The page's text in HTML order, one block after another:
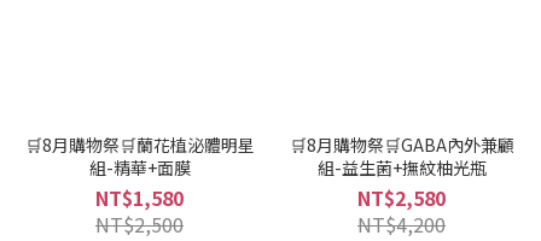
🛒8月購物祭🛒蘭花植泌體明星
組-精華+面膜
NT$1,580
NT$2,500
🛒8月購物祭🛒GABA內外兼顧
組-益生菌+撫紋柚光瓶
NT$2,580
NT$4,200